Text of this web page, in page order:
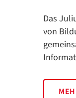
Das
von